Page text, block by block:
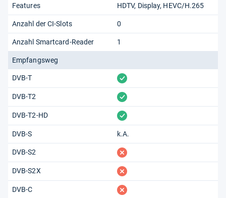
Features HDTV Display HEVC/H.265
Anzahl der CI-Slots 0
Anzahl Smartcard-Reader 1
Empfangsweg
DVB-T vorhanden
DVB-T2 vorhanden
DVB-T2-HD vorhanden
DVB-S k.A.
DVB-S2 fehlt
DVB-S2X fehlt
DVB-C fehlt